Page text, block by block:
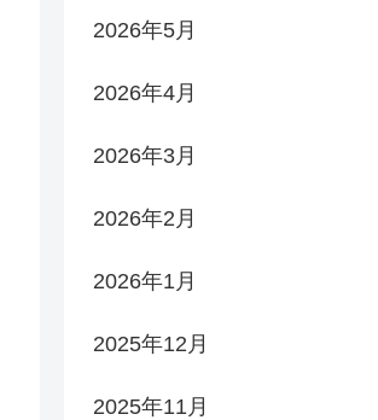
2026年5月
2026年4月
2026年3月
2026年2月
2026年1月
2025年12月
2025年11月